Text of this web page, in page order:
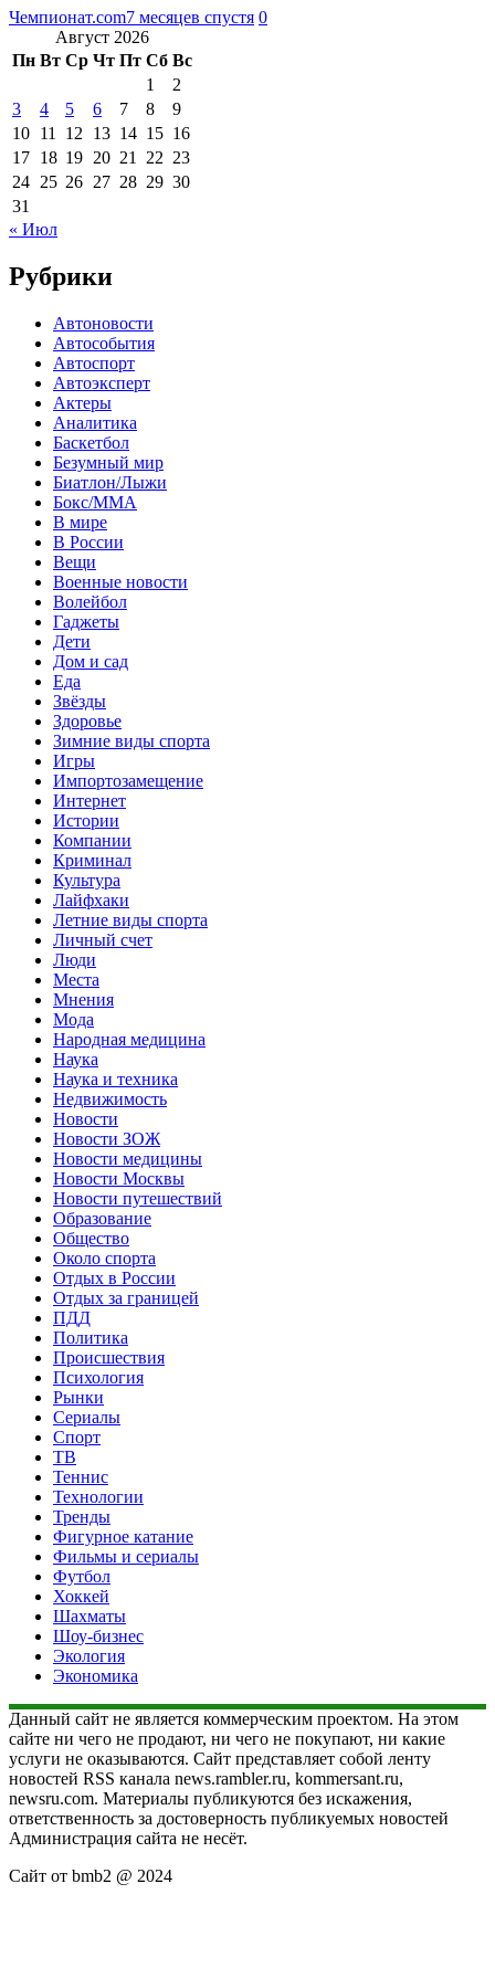
Чемпионат.com7 месяцев спустя 0
Август 2026
Пн Вт Ср Чт Пт Сб Вс
1
2
3
4 5 6 7 8
9
10 11 12 13 14 15 16
17 18 19 20 21 22 23
24 25 26 27 28 29 30
31
« Июл
Рубрики
Автоновости
Автособытия
Автоспорт
Автоэксперт
Актеры
Аналитика
Баскетбол
Безумный мир
Биатлон/Лыжи
Бокс/MMA
В мире
В России
Вещи
Военные новости
Волейбол
Гаджеты
Дети
Дом и сад
Еда
Звёзды
Здоровье
Зимние виды спорта
Игры
Импортозамещение
Интернет
Истории
Компании
Криминал
Культура
Лайфхаки
Летние виды спорта
Личный счет
Люди
Места
Мнения
Мода
Народная медицина
Наука
Наука и техника
Недвижимость
Новости
Новости ЗОЖ
Новости медицины
Новости Москвы
Новости путешествий
Образование
Общество
Около спорта
Отдых в России
Отдых за границей
ПДД
Политика
Происшествия
Психология
Рынки
Сериалы
Спорт
ТВ
Теннис
Технологии
Тренды
Фигурное катание
Фильмы и сериалы
Футбол
Хоккей
Шахматы
Шоу-бизнес
Экология
Экономика
Данный сайт не является коммерческим проектом. На этом
сайте ни чего не продают, ни чего не покупают, ни какие
услуги не оказываются. Сайт представляет собой ленту
новостей RSS канала news.rambler.ru, kommersant.ru,
newsru.com. Материалы публикуются без искажения,
ответственность за достоверность публикуемых новостей
Администрация сайта не несёт.
Сайт от bmb2 @ 2024